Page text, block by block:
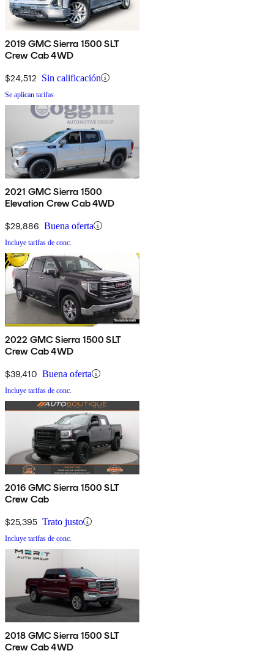
2019 GMC Sierra 1500 SLT
Crew Cab 4WD
$24,512 Sin calificación
Se aplican tarifas
2021 GMC Sierra 1500
Elevation Crew Cab 4WD
$29,886 Buena oferta
Incluye tarifas de conc.
2022 GMC Sierra 1500 SLT
Crew Cab 4WD
$39,410 Buena oferta
Incluye tarifas de conc.
2016 GMC Sierra 1500 SLT
Crew Cab
$25,395 Trato justo
Incluye tarifas de conc.
2018 GMC Sierra 1500 SLT
Crew Cab 4WD